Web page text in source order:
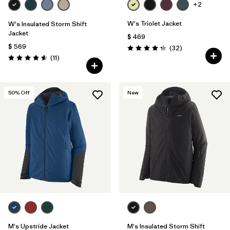
W's Insulated Storm Shift
Jacket
$ 569
Valoración: 4.5 / 5
(11Comentarios
)
+2
W's Triolet Jacket
$ 469
Valoración: 4.3 / 5
(32Comentarios
)
50% Off
M's Upstride Jacket
New
M's Insulated Storm Shift